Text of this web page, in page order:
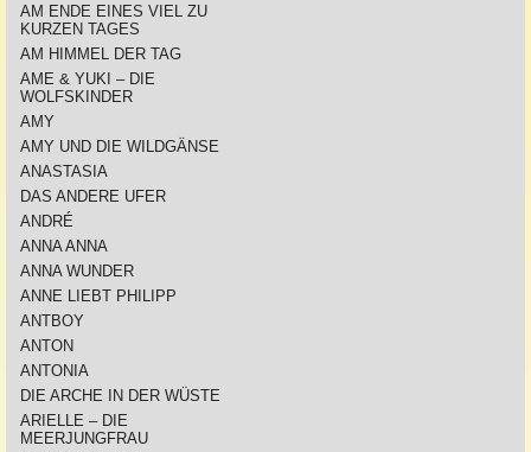
AM ENDE EINES VIEL ZU
KURZEN TAGES
AM HIMMEL DER TAG
AME & YUKI – DIE
WOLFSKINDER
AMY
AMY UND DIE WILDGÄNSE
ANASTASIA
DAS ANDERE UFER
ANDRÉ
ANNA ANNA
ANNA WUNDER
ANNE LIEBT PHILIPP
ANTBOY
ANTON
ANTONIA
DIE ARCHE IN DER WÜSTE
ARIELLE – DIE
MEERJUNGFRAU